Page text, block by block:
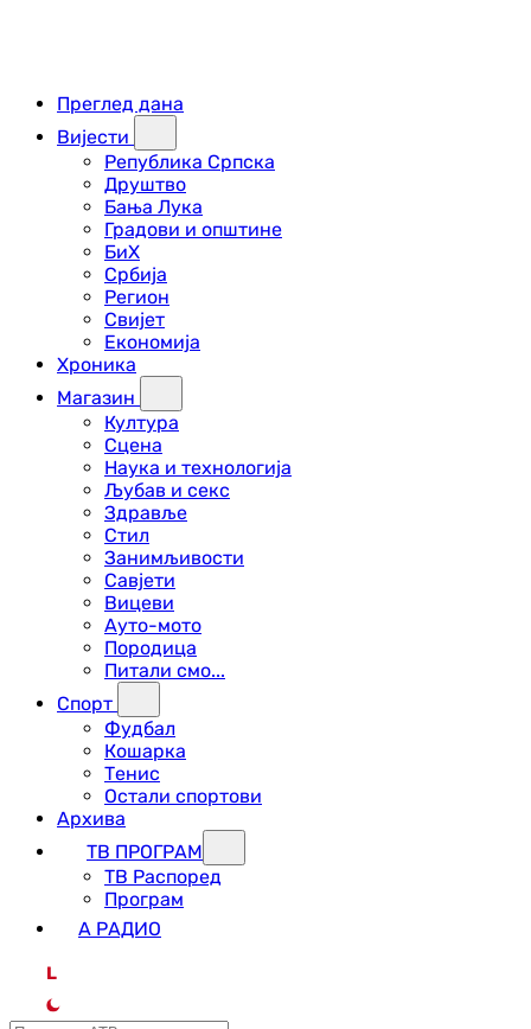
Преглед дана
Вијести
Република Српска
Друштво
Бања Лука
Градови и општине
БиХ
Србија
Регион
Свијет
Економија
Хроника
Магазин
Култура
Сцена
Наука и технологија
Љубав и секс
Здравље
Стил
Занимљивости
Савјети
Вицеви
Ауто-мото
Породица
Питали смо...
Спорт
Фудбал
Кошарка
Тенис
Остали спортови
Архива
ТВ ПРОГРАМ
ТВ Распоред
Програм
А РАДИО
L